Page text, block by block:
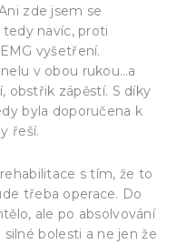
zde jsem se
navíc, proti
vyšetření.
v obou rukou…a
obstřik zápěstí. S díky
byla doporučena k
řeší.
s tím, že to
třeba operace. Do
ale po absolvování
bolesti a ne jen že